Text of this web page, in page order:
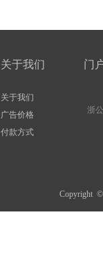
关于我们
关于我们
广告价格
付款方式
门
浙
Copyright